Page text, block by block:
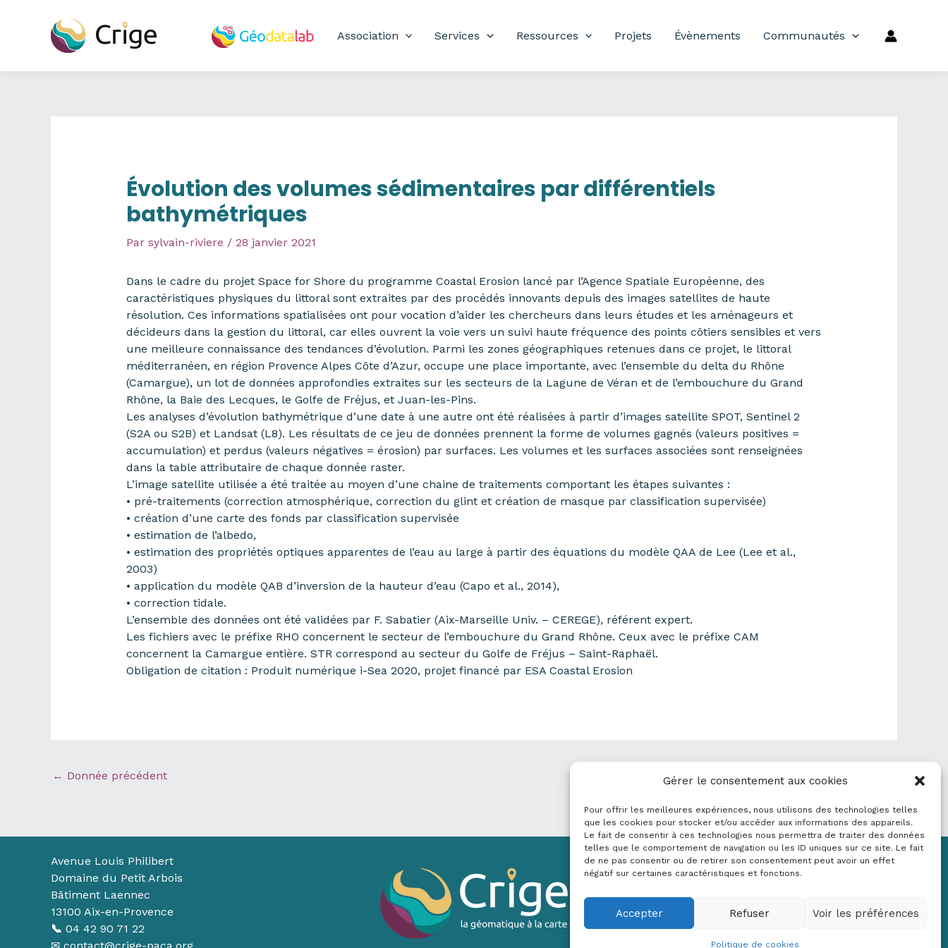
Gérer le consentement aux cookies
Pour offrir les meilleures expériences, nous utilisons des technologies telles
que les cookies pour stocker et/ou accéder aux informations des appareils.
Le fait de consentir à ces technologies nous permettra de traiter des données
telles que le comportement de navigation ou les ID uniques sur ce site. Le fait
de ne pas consentir ou de retirer son consentement peut avoir un effet
négatif sur certaines caractéristiques et fonctions.
Accepter Refuser Voir les préférences
Politique de cookies
Association Services Ressources Projets Évènements Communautés
Évolution des volumes sédimentaires par différentiels
bathymétriques
Par sylvain-riviere / 28 janvier 2021
Dans le cadre du projet Space for Shore du programme Coastal Erosion lancé par l’Agence Spatiale Européenne, des
caractéristiques physiques du littoral sont extraites par des procédés innovants depuis des images satellites de haute
résolution. Ces informations spatialisées ont pour vocation d’aider les chercheurs dans leurs études et les aménageurs et
décideurs dans la gestion du littoral, car elles ouvrent la voie vers un suivi haute fréquence des points côtiers sensibles et vers
une meilleure connaissance des tendances d’évolution. Parmi les zones géographiques retenues dans ce projet, le littoral
méditerranéen, en région Provence Alpes Côte d’Azur, occupe une place importante, avec l’ensemble du delta du Rhône
(Camargue), un lot de données approfondies extraites sur les secteurs de la Lagune de Véran et de l’embouchure du Grand
Rhône, la Baie des Lecques, le Golfe de Fréjus, et Juan-les-Pins.
Les analyses d’évolution bathymétrique d’une date à une autre ont été réalisées à partir d’images satellite SPOT, Sentinel 2
(S2A ou S2B) et Landsat (L8). Les résultats de ce jeu de données prennent la forme de volumes gagnés (valeurs positives =
accumulation) et perdus (valeurs négatives = érosion) par surfaces. Les volumes et les surfaces associées sont renseignées
dans la table attributaire de chaque donnée raster.
L’image satellite utilisée a été traitée au moyen d’une chaine de traitements comportant les étapes suivantes :
• pré-traitements (correction atmosphérique, correction du glint et création de masque par classification supervisée)
• création d’une carte des fonds par classification supervisée
• estimation de l’albedo,
• estimation des propriétés optiques apparentes de l’eau au large à partir des équations du modèle QAA de Lee (Lee et al.,
2003)
• application du modèle QAB d’inversion de la hauteur d’eau (Capo et al., 2014),
• correction tidale.
L’ensemble des données ont été validées par F. Sabatier (Aix-Marseille Univ. – CEREGE), référent expert.
Les fichiers avec le préfixe RHO concernent le secteur de l’embouchure du Grand Rhône. Ceux avec le préfixe CAM
concernent la Camargue entière. STR correspond au secteur du Golfe de Fréjus – Saint-Raphaël.
Obligation de citation : Produit numérique i-Sea 2020, projet financé par ESA Coastal Erosion
← Donnée précédent Donnée suivant
Avenue Louis Philibert
Domaine du Petit Arbois
Bâtiment Laennec
13100 Aix-en-Provence
📞 04 42 90 71 22
Mentions légales
Copyright © 2026 Crige PACA
Conception :